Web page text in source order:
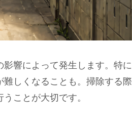
響によって発生します。特に
しくなることも。掃除する際
ことが大切です。